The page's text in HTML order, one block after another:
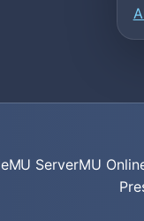
MU ServerMU